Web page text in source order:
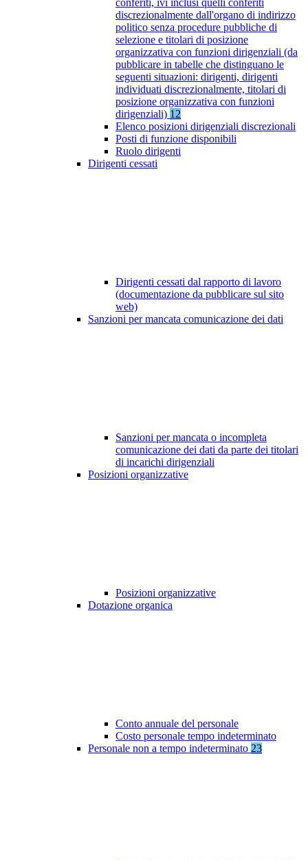
conferiti, ivi inclusi quelli conferiti
discrezionalmente dall'organo di indirizzo
politico senza procedure pubbliche di
selezione e titolari di posizione
organizzativa con funzioni dirigenziali (da
pubblicare in tabelle che distinguano le
seguenti situazioni: dirigenti, dirigenti
individuati discrezionalmente, titolari di
posizione organizzativa con funzioni
dirigenziali) 12
Elenco posizioni dirigenziali discrezionali
Posti di funzione disponibili
Ruolo dirigenti
Dirigenti cessati
Dirigenti cessati dal rapporto di lavoro
(documentazione da pubblicare sul sito
web)
Sanzioni per mancata comunicazione dei dati
Sanzioni per mancata o incompleta
comunicazione dei dati da parte dei titolari
di incarichi dirigenziali
Posizioni organizzative
Posizioni organizzative
Dotazione organica
Conto annuale del personale
Costo personale tempo indeterminato
Personale non a tempo indeterminato 23